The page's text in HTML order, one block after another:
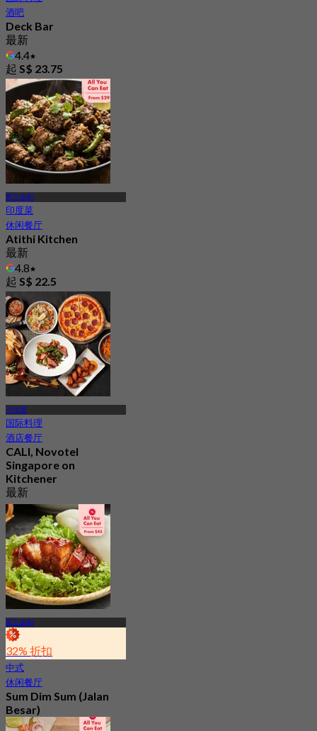
酒吧
Deck Bar
最新
4.4
起 S$ 23.75
惹兰勿刹
印度菜
休闲餐厅
Atithi Kitchen
最新
4.8
起 S$ 22.5
小印度
国际料理
酒店餐厅
CALI, Novotel
Singapore on
Kitchener
最新
4.8
起S$ 41.66
惹兰勿刹
32% 折扣
中式
休闲餐厅
Sum Dim Sum (Jalan
Besar)
最新